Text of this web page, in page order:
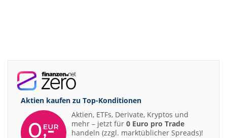
Aktien kaufen zu Top-Konditionen
Aktien, ETFs, Derivate, Kryptos und
mehr – jetzt für 0 Euro pro Trade
handeln (zzgl. marktüblicher Spreads)!